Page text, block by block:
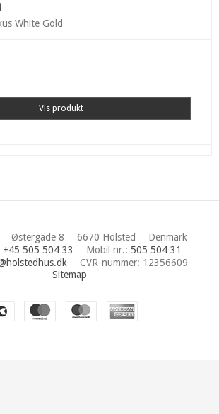
White Gold
Vis produkt
Østergade 8 6670 Holsted
Denmark
+45 505 504 33 Mobil nr.: 505 504 31
CVR-nummer: 12356609
Sitemap